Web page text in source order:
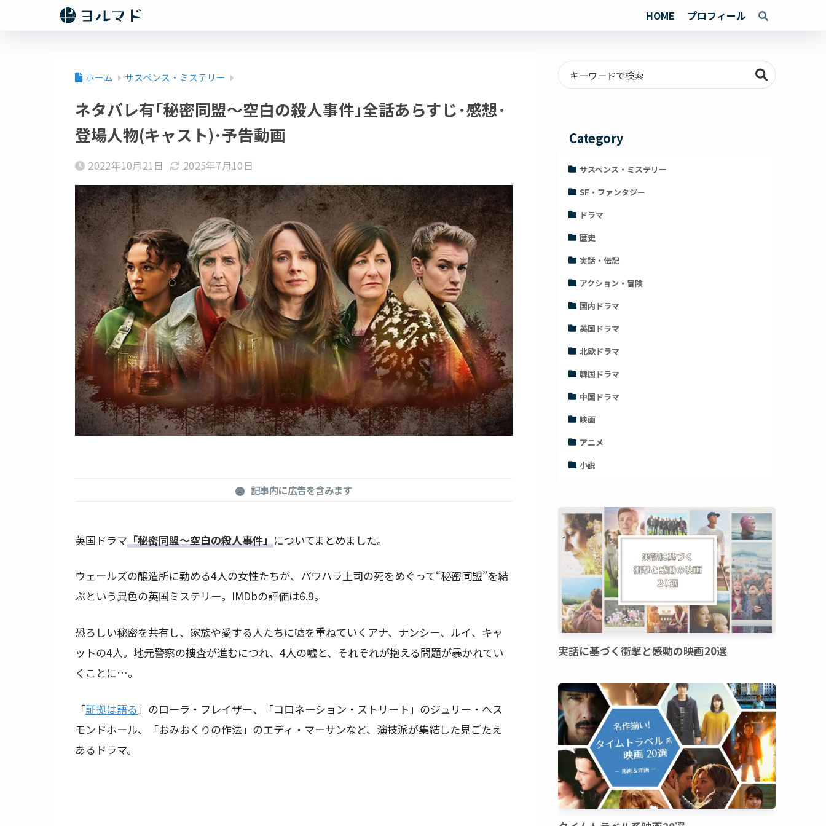
HOME プロフィール
ホーム サスペンス・ミステリー
ネタバレ有｢秘密同盟～空白の殺人事件｣全話あらすじ･感想･
登場人物(キャスト)･予告動画
2022年10月21日 2025年7月10日
記事内に広告を含みます
英国ドラマ 「秘密同盟～空白の殺人事件」 についてまとめました。
ウェールズの醸造所に勤める4人の女性たちが、パワハラ上司の死をめぐって“秘密同盟”を結
ぶという異色の英国ミステリー。IMDbの評価は6.9。
恐ろしい秘密を共有し、家族や愛する人たちに嘘を重ねていくアナ、ナンシー、ルイ、キャ
ットの4人。地元警察の捜査が進むにつれ、4人の嘘と、それぞれが抱える問題が暴かれてい
くことに…。
「証拠は語る 」のローラ・フレイザー、「コロネーション・ストリート」のジュリー・ヘス
モンドホール、「おみおくりの作法」のエディ・マーサンなど、演技派が集結した見ごたえ
あるドラマ。
Category
サスペンス・ミステリー
SF・ファンタジー
ドラマ
歴史
実話・伝記
アクション・冒険
国内ドラマ
英国ドラマ
北欧ドラマ
韓国ドラマ
中国ドラマ
映画
アニメ
小説
実話に基づく衝撃と感動の映画20選